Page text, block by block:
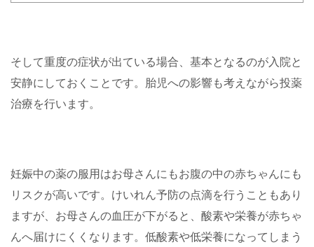
そして重度の症状が出ている場合、基本となるのが入院と
安静にしておくことです。胎児への影響も考えながら投薬
治療を行います。
妊娠中の薬の服用はお母さんにもお腹の中の赤ちゃんにも
リスクが高いです。けいれん予防の点滴を行うこともあり
ますが、お母さんの血圧が下がると、酸素や栄養が赤ちゃ
んへ届けにくくなります。低酸素や低栄養になってしまう